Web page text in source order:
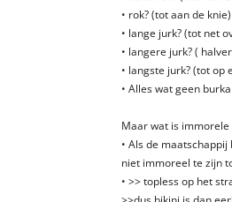
• rok? (tot aan de knie)
• lange jurk? (tot net
• langere jurk? (
• langste jurk? (tot op
• Alles wat geen
Maar wat is immorele
• Als de
niet immoreel te zijn
• >> topless op het